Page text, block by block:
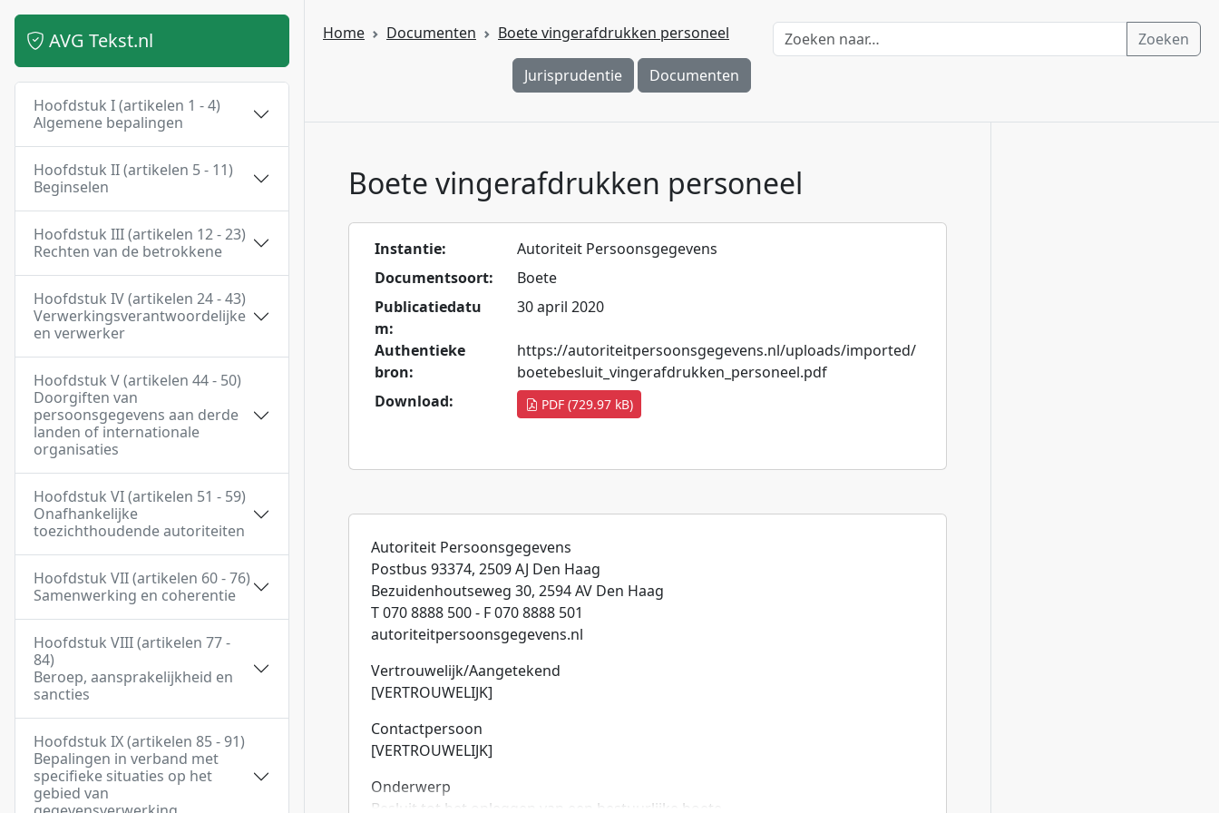
AVG Tekst.nl
Hoofdstuk I (artikelen 1 - 4)
Algemene bepalingen
Hoofdstuk II (artikelen 5 - 11)
Beginselen
Hoofdstuk III (artikelen 12 - 23)
Rechten van de betrokkene
Hoofdstuk IV (artikelen 24 - 43)
Verwerkingsverantwoordelijke
en verwerker
Hoofdstuk V (artikelen 44 - 50)
Doorgiften van
persoonsgegevens aan derde
landen of internationale
organisaties
Hoofdstuk VI (artikelen 51 - 59)
Onafhankelijke
toezichthoudende autoriteiten
Hoofdstuk VII (artikelen 60 - 76)
Samenwerking en coherentie
Hoofdstuk VIII (artikelen 77 -
84)
Beroep, aansprakelijkheid en
sancties
Hoofdstuk IX (artikelen 85 - 91)
Bepalingen in verband met
specifieke situaties op het
gebied van
Home Documenten Boete vingerafdrukken personeel
Jurisprudentie Documenten
Zoeken
Boete vingerafdrukken personeel
Instantie:
Autoriteit Persoonsgegevens
Documentsoort:
Boete
Publicatiedatu
m:
30 april 2020
Authentieke
bron:
https://autoriteitpersoonsgegevens.nl/uploads/imported/
boetebesluit_vingerafdrukken_personeel.pdf
Download:
PDF (729.97 kB)
Autoriteit Persoonsgegevens
Postbus 93374, 2509 AJ Den Haag
Bezuidenhoutseweg 30, 2594 AV Den Haag
T 070 8888 500 - F 070 8888 501
autoriteitpersoonsgegevens.nl
Vertrouwelijk/Aangetekend
[VERTROUWELIJK]
Contactpersoon
[VERTROUWELIJK]
Onderwerp
Besluit tot het opleggen van een bestuurlijke boete